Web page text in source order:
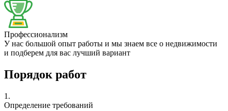
Профессионализм
У нас большой опыт работы и мы знаем все о недвижимости
и подберем для вас лучший вариант
Порядок работ
1.
Определение требований